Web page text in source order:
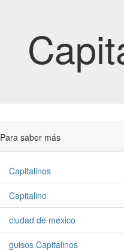
Para saber más
Capitalinos
Capitalino
ciudad de mexico
guisos Capitalinos